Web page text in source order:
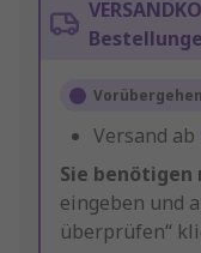
Versand ab
Sie benötigen
eingeben und
überprüfen“